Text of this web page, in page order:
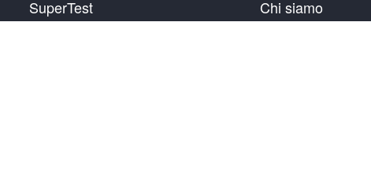
SuperTest Chi siamo